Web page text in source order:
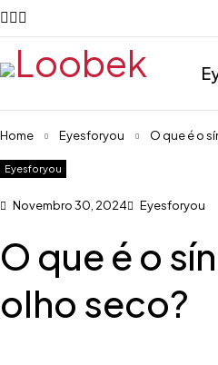
Home Eyesforyou O que é o
Eyesforyou
Novembro 30, 2024 Eyesforyou
O que é o
olho seco?